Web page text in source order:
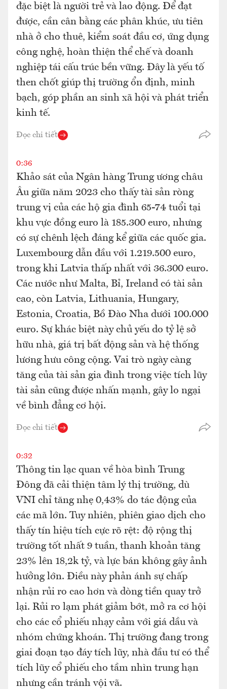
đặc biệt là người trẻ và lao động. Để đạt
được, cần cân bằng các phân khúc, ưu tiên
nhà ở cho thuê, kiểm soát đầu cơ, ứng dụng
công nghệ, hoàn thiện thể chế và doanh
nghiệp tái cấu trúc bền vững. Đây là yếu tố
then chốt giúp thị trường ổn định, minh
bạch, góp phần an sinh xã hội và phát triển
kinh tế.
Đọc chi tiết
0:36
Khảo sát của Ngân hàng Trung ương châu
Âu giữa năm 2023 cho thấy tài sản ròng
trung vị của các hộ gia đình 65-74 tuổi tại
khu vực đồng euro là 185.300 euro, nhưng
có sự chênh lệch đáng kể giữa các quốc gia.
Luxembourg dẫn đầu với 1.219.500 euro,
trong khi Latvia thấp nhất với 36.300 euro.
Các nước như Malta, Bỉ, Ireland có tài sản
cao, còn Latvia, Lithuania, Hungary,
Estonia, Croatia, Bồ Đào Nha dưới 100.000
euro. Sự khác biệt này chủ yếu do tỷ lệ sở
hữu nhà, giá trị bất động sản và hệ thống
lương hưu công cộng. Vai trò ngày càng
tăng của tài sản gia đình trong việc tích lũy
tài sản cũng được nhấn mạnh, gây lo ngại
về bình đẳng cơ hội.
Đọc chi tiết
0:32
Thông tin lạc quan về hòa bình Trung
Đông đã cải thiện tâm lý thị trường, dù
VNI chỉ tăng nhẹ 0,43% do tác động của
các mã lớn. Tuy nhiên, phiên giao dịch cho
thấy tín hiệu tích cực rõ rệt: độ rộng thị
trường tốt nhất 9 tuần, thanh khoản tăng
23% lên 18,2k tỷ, và lực bán không gây ảnh
hưởng lớn. Điều này phản ánh sự chấp
nhận rủi ro cao hơn và dòng tiền quay trở
lại. Rủi ro lạm phát giảm bớt, mở ra cơ hội
cho các cổ phiếu nhạy cảm với giá dầu và
nhóm chứng khoán. Thị trường đang trong
giai đoạn tạo đáy tích lũy, nhà đầu tư có thể
tích lũy cổ phiếu cho tầm nhìn trung hạn
nhưng cần tránh vội vã.